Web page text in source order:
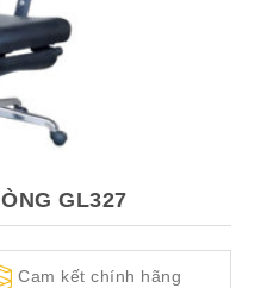
GL327
Cam kết chính hãng